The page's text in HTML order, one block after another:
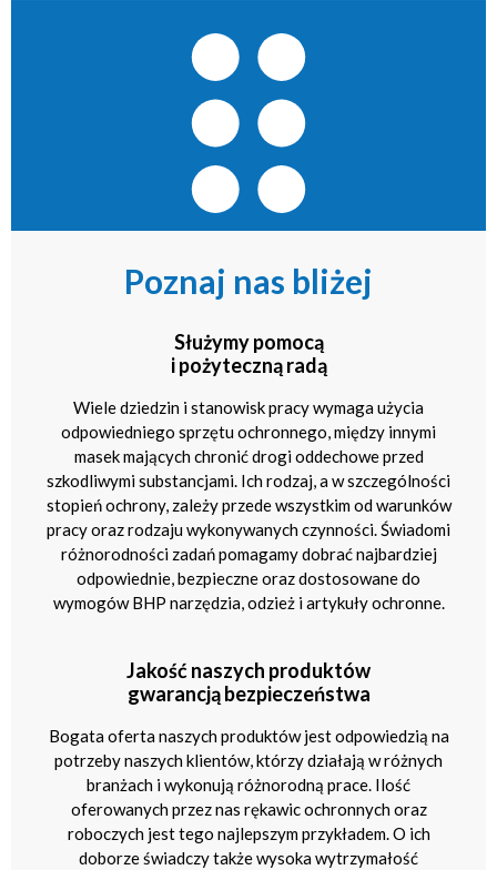
Poznaj nas bliżej
Służymy pomocą
i pożyteczną radą
Wiele dziedzin i stanowisk pracy wymaga użycia
odpowiedniego sprzętu ochronnego, między innymi
masek mających chronić drogi oddechowe przed
szkodliwymi substancjami. Ich rodzaj, a w szczególności
stopień ochrony, zależy przede wszystkim od warunków
pracy oraz rodzaju wykonywanych czynności. Świadomi
różnorodności zadań pomagamy dobrać najbardziej
odpowiednie, bezpieczne oraz dostosowane do
wymogów BHP narzędzia, odzież i artykuły ochronne.
Jakość naszych produktów
gwarancją bezpieczeństwa
Bogata oferta naszych produktów jest odpowiedzią na
potrzeby naszych klientów, którzy działają w różnych
branżach i wykonują różnorodną prace. Ilość
oferowanych przez nas rękawic ochronnych oraz
roboczych jest tego najlepszym przykładem. O ich
doborze świadczy także wysoka wytrzymałość